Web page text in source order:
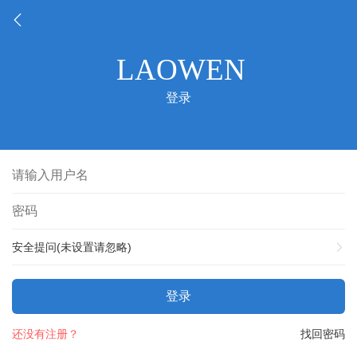
登录
安全提问(未设置请忽略)
登录
找回密码
还没有注册？